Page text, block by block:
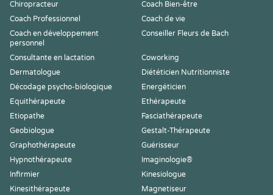
Chiropracteur
Coach Bien-être
Coach Professionnel
Coach de vie
Coach en développement
personnel
Conseiller Fleurs de Bach
Consultante en lactation
Coworking
Dermatologue
Diététicien Nutritionniste
Décodage psycho-biologique
Energéticien
Equithérapeute
Ethérapeute
Etiopathe
Fasciathérapeute
Geobiologue
Gestalt-Thérapeute
Graphothérapeute
Guérisseur
Hypnothérapeute
Imaginologie®
Infirmier
Kinesiologue
Kinesithérapeute
Magnetiseur